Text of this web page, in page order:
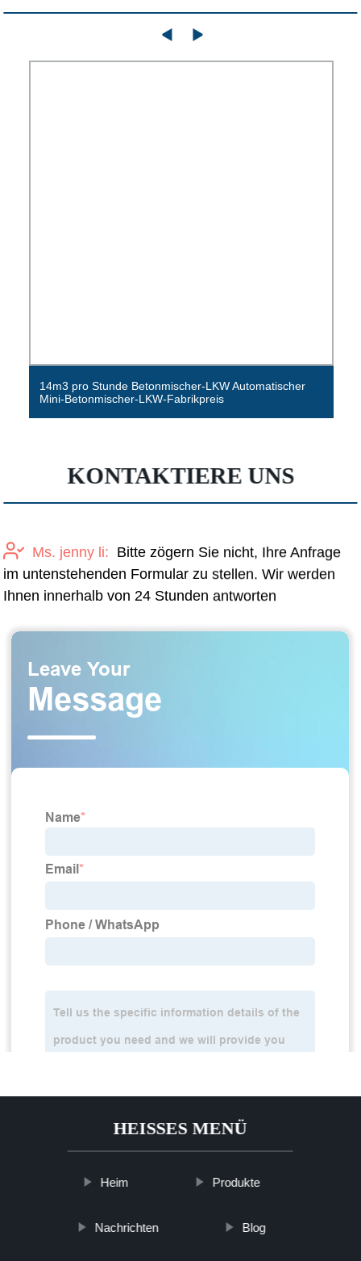
14m3 pro Stunde Betonmischer-LKW Automatischer
Mini-Betonmischer-LKW-Fabrikpreis
KONTAKTIERE UNS
Ms. jenny li: Bitte zögern Sie nicht, Ihre Anfrage
im untenstehenden Formular zu stellen. Wir werden
Ihnen innerhalb von 24 Stunden antworten
HEISSES MENÜ
Heim Produkte
Nachrichten Blog